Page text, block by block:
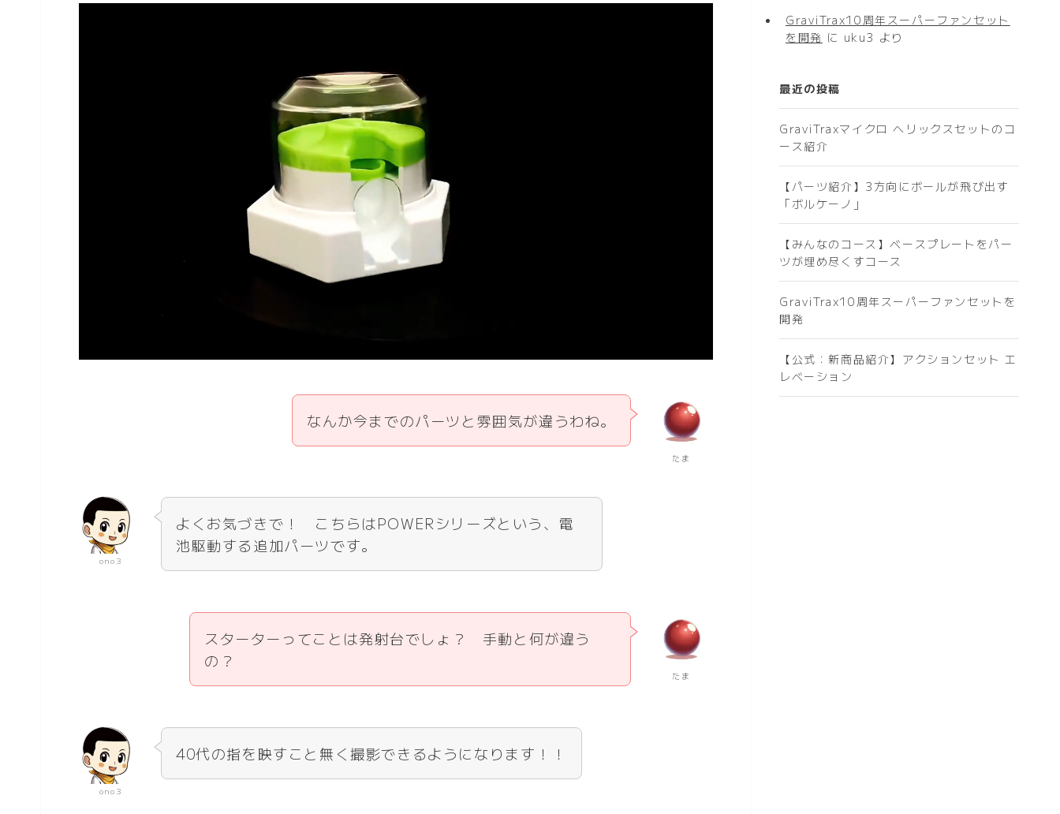
たま
なんか今までのパーツと雰囲気が違うわね。
ono3
よくお気づきで！ こちらはPOWERシリーズという、電
池駆動する追加パーツです。
たま
スターターってことは発射台でしょ？ 手動と何が違う
の？
ono3
40代の指を映すこと無く撮影できるようになります！！
GraviTrax10周年スーパーファンセット
を開発 に uku3 より
最近の投稿
GraviTraxマイクロ ヘリックスセットのコ
ース紹介
【パーツ紹介】3方向にボールが飛び出す
「ボルケーノ」
【みんなのコース】ベースプレートをパー
ツが埋め尽くすコース
GraviTrax10周年スーパーファンセットを
開発
【公式：新商品紹介】アクションセット エ
レベーション